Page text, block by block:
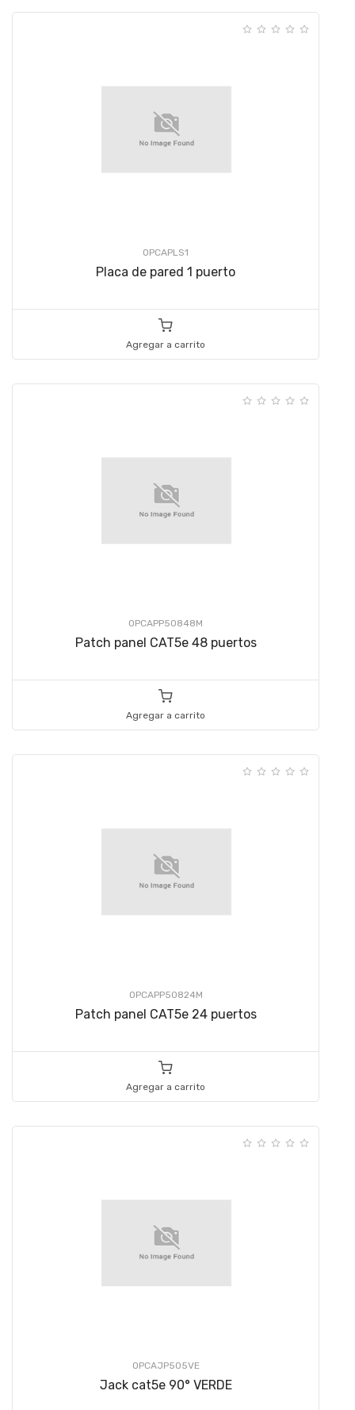
OPCAPLS1
Placa de pared 1 puerto
Agregar a carrito
OPCAPP50848M
Patch panel CAT5e 48 puertos
Agregar a carrito
OPCAPP50824M
Patch panel CAT5e 24 puertos
Agregar a carrito
OPCAJP505VE
Jack cat5e 90° VERDE